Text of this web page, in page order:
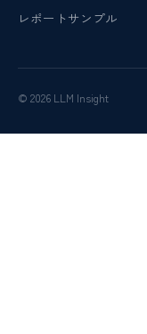
レポートサンプル
© 2026 LLM Insight